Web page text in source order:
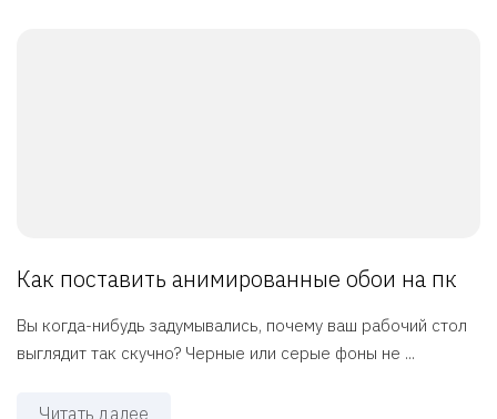
Как поставить анимированные обои на пк
Вы когда-нибудь задумывались, почему ваш рабочий стол
выглядит так скучно? Черные или серые фоны не ...
Читать далее